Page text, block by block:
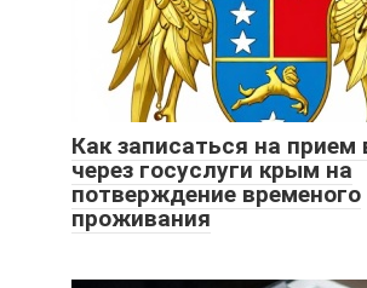
Как записаться на прием
через госуслуги крым на
потверждение временого
проживания